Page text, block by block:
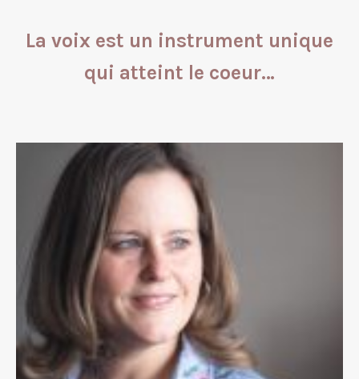
La voix est un instrument unique
qui atteint le coeur…